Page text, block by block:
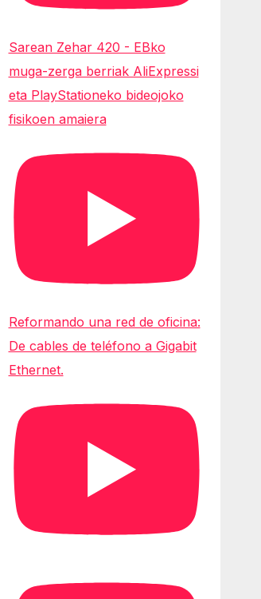
Sarean Zehar 420 - EBko
muga-zerga berriak AliExpressi
eta PlayStationeko bideojoko
fisikoen amaiera
Reformando una red de oficina:
De cables de teléfono a Gigabit
Ethernet.